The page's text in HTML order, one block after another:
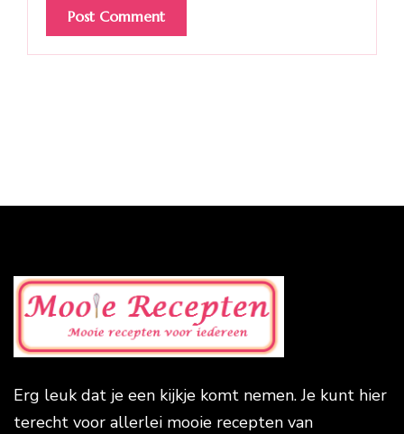
Erg leuk dat je een kijkje komt nemen. Je kunt hier
terecht voor allerlei mooie recepten van